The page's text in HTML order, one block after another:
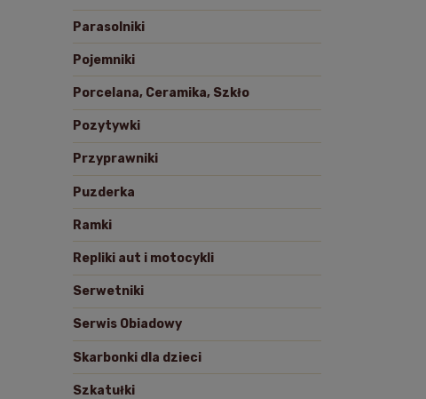
Parasolniki
Pojemniki
Porcelana, Ceramika, Szkło
Pozytywki
Przyprawniki
Puzderka
Ramki
Repliki aut i motocykli
Serwetniki
Serwis Obiadowy
Skarbonki dla dzieci
Szkatułki